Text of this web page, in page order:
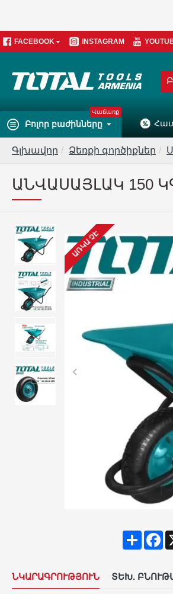
FACEBOOK INSTAGRAM
Բոլոր բաժինները
Վաճառք
Գլխավոր Ձեռքի գործիքներ
ԱՆՎԱՍԱՅԼԱԿ 150
ԱՌԿԱ ՉԷ
Share
ՆԿԱՐԱԳՐՈՒԹՅՈՒՆ ՏԵԽ.